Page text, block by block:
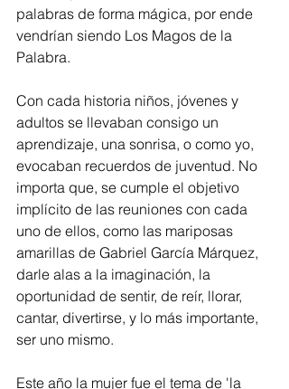
palabras de forma mágica, por ende
vendrían siendo Los Magos de la
Palabra.
Con cada historia niños, jóvenes y
adultos se llevaban consigo un
aprendizaje, una sonrisa, o como yo,
evocaban recuerdos de juventud. No
importa que, se cumple el objetivo
implícito de las reuniones con cada
uno de ellos, como las mariposas
amarillas de Gabriel García Márquez,
darle alas a la imaginación, la
oportunidad de sentir, de reír, llorar,
cantar, divertirse, y lo más importante,
ser uno mismo.
Este año la mujer fue el tema de 'la